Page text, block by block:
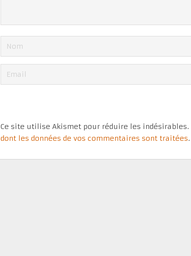
Ce site utilise Akismet pour réduire les indésirables.
dont les données de vos commentaires sont traitées.